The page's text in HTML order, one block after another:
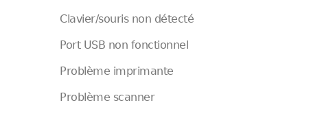
Clavier/souris non détecté
Port USB non fonctionnel
Problème imprimante
Problème scanner